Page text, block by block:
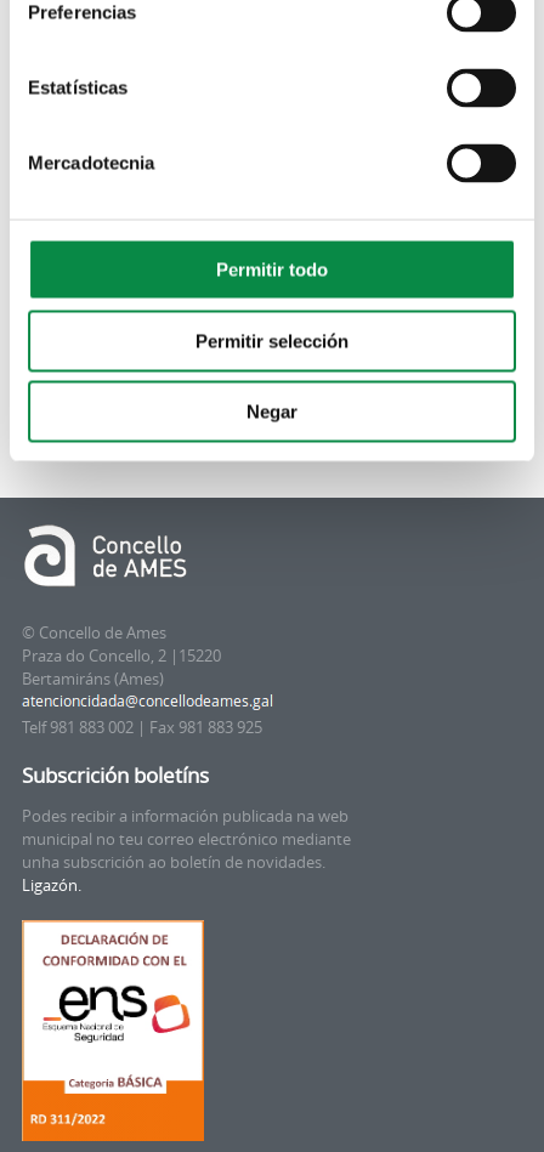
Preferencias
Estatísticas
Mercadotecnia
Permitir todo
Permitir selección
Negar
© Concello de Ames
Praza do Concello, 2 |15220
Bertamiráns (Ames)
Telf 981 883 002 | Fax 981 883 925
Subscrición boletíns
Podes recibir a información publicada na web
municipal no teu correo electrónico mediante
unha subscrición ao boletín de novidades.
Ligazón.